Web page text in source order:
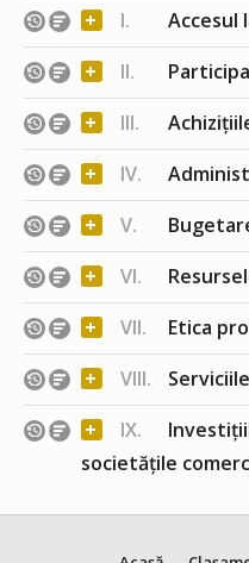
+
I. Accesul
+ II.
+ III.
+ IV.
+ V.
+ VI.
+ VII. Etica
+ VIII.
+ IX.
societățile